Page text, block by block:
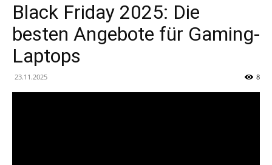
Black Friday 2025: Die
besten Angebote für Gaming-
Laptops
23.11.2025 8